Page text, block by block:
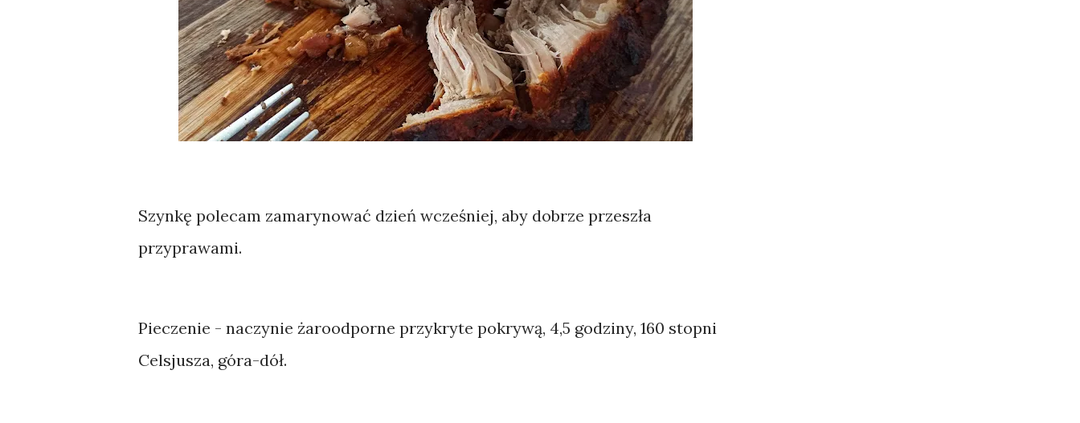
Szynkę polecam zamarynować dzień wcześniej, aby dobrze przeszła
przyprawami.
Pieczenie - naczynie żaroodporne przykryte pokrywą, 4,5 godziny, 160 stopni
Celsjusza, góra-dół.